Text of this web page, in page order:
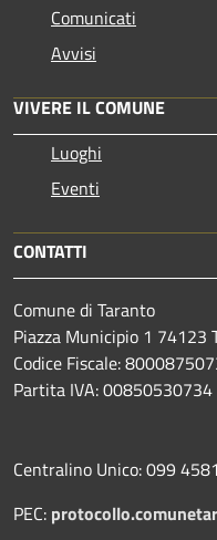
Comunicati
Avvisi
VIVERE IL COMUNE
Luoghi
Eventi
CONTATTI
Comune di Taranto
Piazza Municipio 1 74123
Codice Fiscale:
Partita IVA: 00850530734
Centralino Unico: 099
PEC: